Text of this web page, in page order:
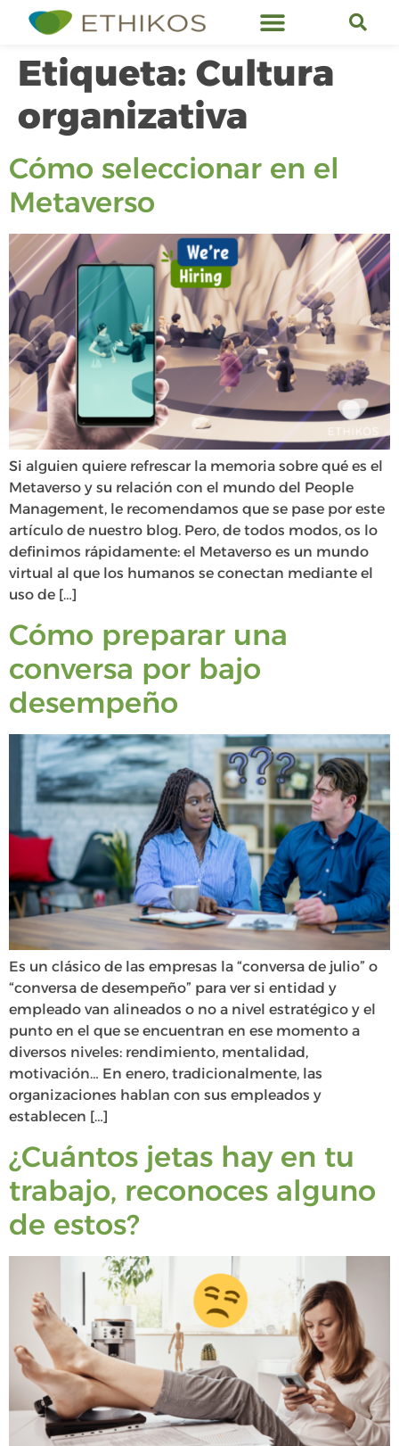
Etiqueta: Cultura
organizativa
Cómo seleccionar en el
Metaverso
Si alguien quiere refrescar la memoria sobre qué es el
Metaverso y su relación con el mundo del People
Management, le recomendamos que se pase por este
artículo de nuestro blog. Pero, de todos modos, os lo
definimos rápidamente: el Metaverso es un mundo
virtual al que los humanos se conectan mediante el
uso de […]
Cómo preparar una
conversa por bajo
desempeño
Es un clásico de las empresas la “conversa de julio” o
“conversa de desempeño” para ver si entidad y
empleado van alineados o no a nivel estratégico y el
punto en el que se encuentran en ese momento a
diversos niveles: rendimiento, mentalidad,
motivación… En enero, tradicionalmente, las
organizaciones hablan con sus empleados y
establecen […]
¿Cuántos jetas hay en tu
trabajo, reconoces alguno
de estos?